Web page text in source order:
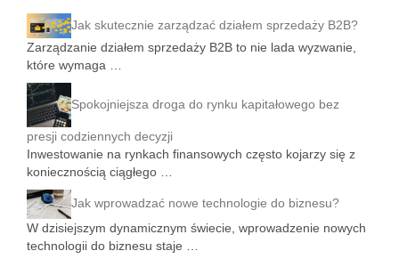
Jak skutecznie zarządzać działem sprzedaży B2B?
Zarządzanie działem sprzedaży B2B to nie lada wyzwanie,
które wymaga …
Spokojniejsza droga do rynku kapitałowego bez
presji codziennych decyzji
Inwestowanie na rynkach finansowych często kojarzy się z
koniecznością ciągłego …
Jak wprowadzać nowe technologie do biznesu?
W dzisiejszym dynamicznym świecie, wprowadzenie nowych
technologii do biznesu staje …